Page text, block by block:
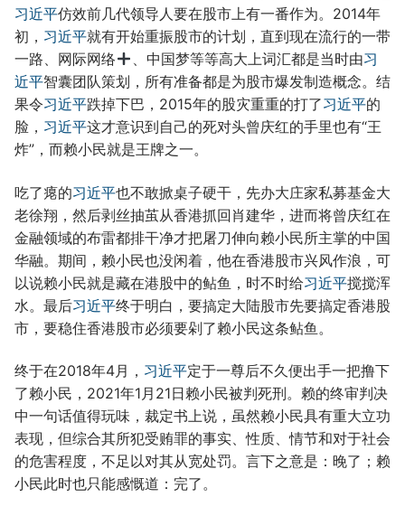
习近平仿效前几代领导人要在股市上有一番作为。2014年
初， 习近平就有开始重振股市的计划，直到现在流行的一带
一路、网际网络
、中国梦等等高大上词汇都是当时由习
近平智囊团队策划，所有准备都是为股市爆发制造概念。结
果令习近平跌掉下巴，2015年的股灾重重的打了习近平的
脸， 习近平这才意识到自己的死对头曾庆红的手里也有“王
炸”，而赖小民就是王牌之一。
吃了瘪的习近平也不敢掀桌子硬干，先办大庄家私募基金大
老徐翔，然后剥丝抽茧从香港抓回肖建华，进而将曾庆红在
金融领域的布雷都排干净才把屠刀伸向赖小民所主掌的中国
华融。期间，赖小民也没闲着，他在香港股市兴风作浪，可
以说赖小民就是藏在港股中的鲇鱼，时不时给习近平搅搅浑
水。最后习近平终于明白，要搞定大陆股市先要搞定香港股
市，要稳住香港股市必须要剁了赖小民这条鲇鱼。
终于在2018年4月， 习近平定于一尊后不久便出手一把撸下
了赖小民，2021年1月21日赖小民被判死刑。赖的终审判决
中一句话值得玩味，裁定书上说，虽然赖小民具有重大立功
表现，但综合其所犯受贿罪的事实、性质、情节和对于社会
的危害程度，不足以对其从宽处罚。言下之意是：晚了；赖
小民此时也只能感慨道：完了。